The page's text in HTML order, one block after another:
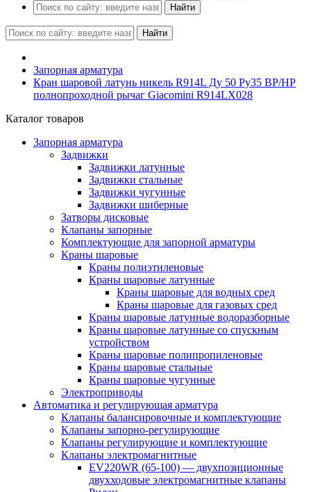
Найти
Найти
Запорная арматура
Кран шаровой латунь никель R914L Ду 50 Ру35 ВР/НР
полнопроходной рычаг Giacomini R914LX028
Каталог товаров
Запорная арматура
Задвижки
Задвижки латунные
Задвижки стальные
Задвижки чугунные
Задвижки шиберные
Затворы дисковые
Клапаны запорные
Комплектующие для запорной арматуры
Краны шаровые
Краны полиэтиленовые
Краны шаровые латунные
Краны шаровые для водных сред
Краны шаровые для газовых сред
Краны шаровые латунные водоразборные
Краны шаровые латунные со спускным
устройством
Краны шаровые полипропиленовые
Краны шаровые стальные
Краны шаровые чугунные
Электроприводы
Автоматика и регулирующая арматура
Клапаны балансировочные и комплектующие
Клапаны запорно-регулирующие
Клапаны регулирующие и комплектующие
Клапаны электромагнитные
EV220WR (65-100) — двухпозиционные
двухходовые электромагнитные клапаны